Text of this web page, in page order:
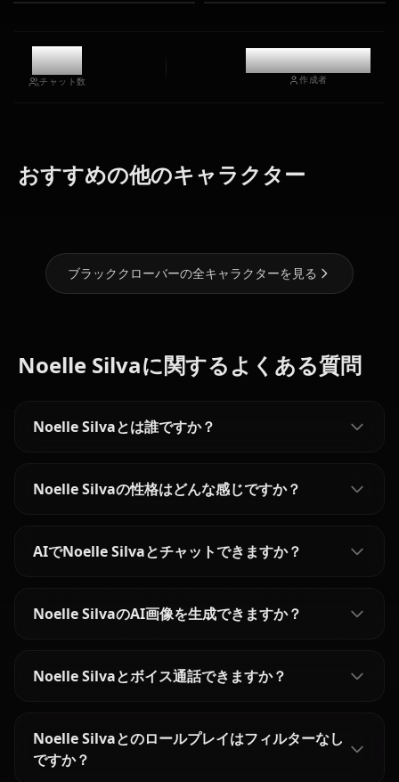
8.3k
チャット数
@casualwaifus
作成者
おすすめの他のキャラクター
セクレ・スワ
ロテイル
ミモザ・ヴァ
ヴァネッサ・
ブラッククローバーの全キャラクターを見る
Noelle Silvaに関するよくある質問
Noelle Silvaとは誰ですか？
Noelle Silvaの性格はどんな感じですか？
AIでNoelle Silvaとチャットできますか？
Noelle SilvaのAI画像を生成できますか？
Noelle Silvaとボイス通話できますか？
Noelle Silvaとのロールプレイはフィルターなし
ですか？